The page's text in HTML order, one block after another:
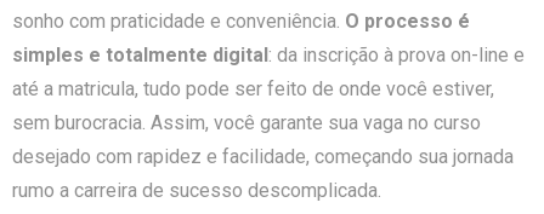
sonho com praticidade e conveniência. O processo é
simples e totalmente digital: da inscrição à prova on-line e
até a matricula, tudo pode ser feito de onde você estiver,
sem burocracia. Assim, você garante sua vaga no curso
desejado com rapidez e facilidade, começando sua jornada
rumo a carreira de sucesso descomplicada.